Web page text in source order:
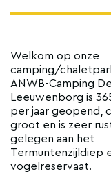
Welkom op onze
camping/
ANWB-Camping De
Leeuwenborg is
per jaar geopend,
groot en is zeer
gelegen aan het
Termuntenzijldiep
vogelreservaat.